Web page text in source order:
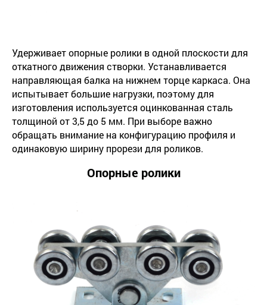
Удерживает опорные ролики в одной плоскости для
откатного движения створки. Устанавливается
направляющая балка на нижнем торце каркаса. Она
испытывает большие нагрузки, поэтому для
изготовления используется оцинкованная сталь
толщиной от 3,5 до 5 мм. При выборе важно
обращать внимание на конфигурацию профиля и
одинаковую ширину прорези для роликов.
Опорные ролики